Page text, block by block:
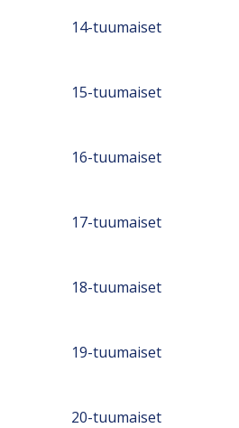
14-tuumaiset
15-tuumaiset
16-tuumaiset
17-tuumaiset
18-tuumaiset
19-tuumaiset
20-tuumaiset